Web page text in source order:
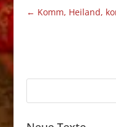
← Komm, Heiland,